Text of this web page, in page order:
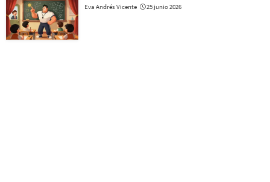
Eva Andrés Vicente 25 junio 2026